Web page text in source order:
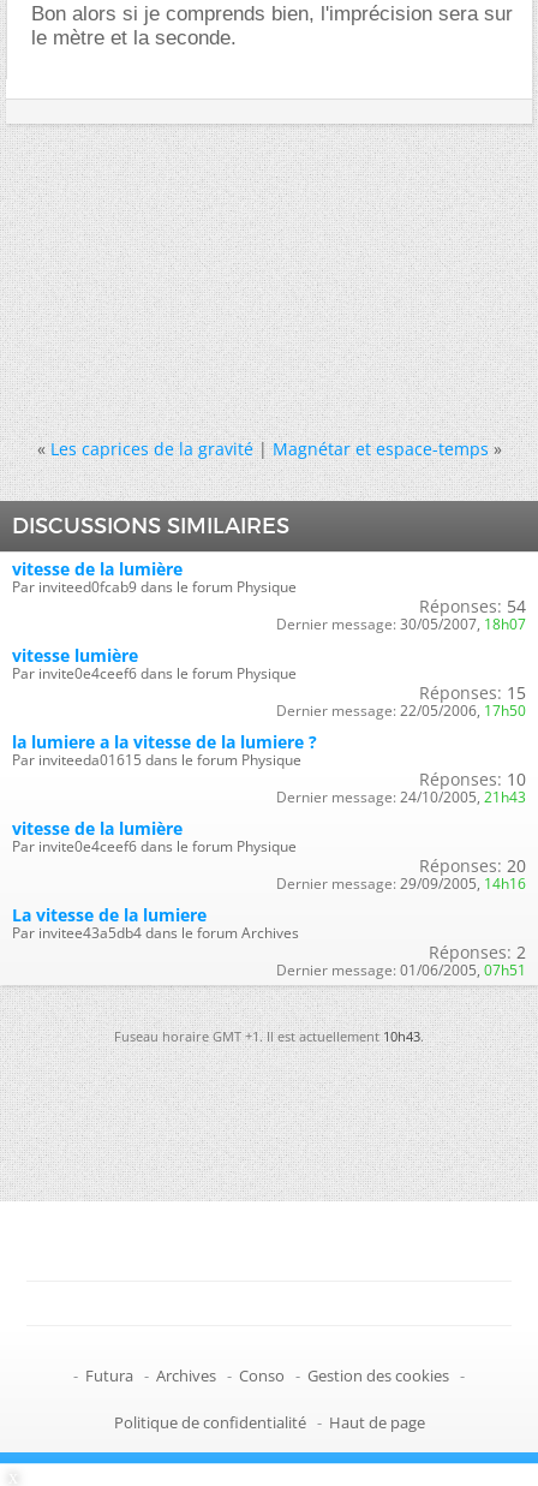
Bon alors si je comprends bien, l'imprécision sera sur
le mètre et la seconde.
« Les caprices de la gravité|Magnétar et espace-temps »
DISCUSSIONS SIMILAIRES
vitesse de la lumière
Par inviteed0fcab9 dans le forum Physique
Réponses: 54
Dernier message: 30/05/2007, 18h07
vitesse lumière
Par invite0e4ceef6 dans le forum Physique
Réponses: 15
Dernier message: 22/05/2006, 17h50
la lumiere a la vitesse de la lumiere ?
Par inviteeda01615 dans le forum Physique
Réponses: 10
Dernier message: 24/10/2005, 21h43
vitesse de la lumière
Par invite0e4ceef6 dans le forum Physique
Réponses: 20
Dernier message: 29/09/2005, 14h16
La vitesse de la lumiere
Par invitee43a5db4 dans le forum Archives
Réponses: 2
Dernier message: 01/06/2005, 07h51
Fuseau horaire GMT +1. Il est actuellement10h43.
- Futura - Archives - Conso - Gestion des cookies -
Politique de confidentialité - Haut de page